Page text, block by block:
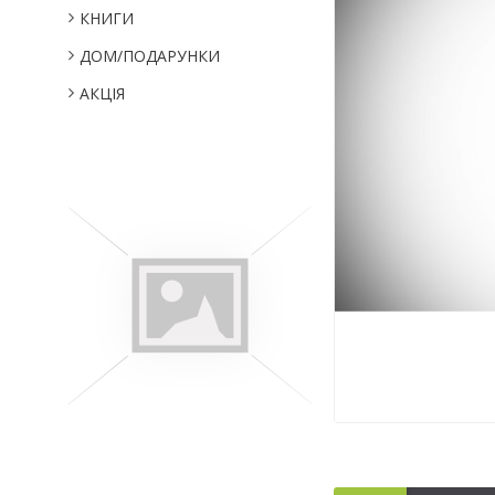
КНИГИ
ДОМ/ПОДАРУНКИ
АКЦІЯ